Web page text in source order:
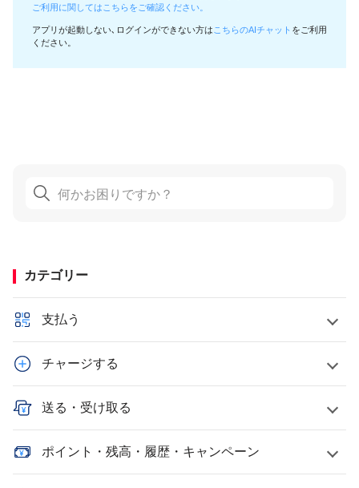
ご利用に関してはこちらをご確認ください。
アプリが起動しない､ログインができない方は こちらのAIチャット をご利用
ください。
カテゴリー
支払う
チャージする
送る・受け取る
ポイント・残高・履歴・キャンペーン